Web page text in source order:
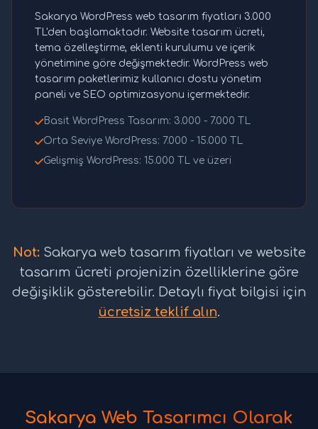
Sakarya WordPress web tasarım fiyatları 3.000
TL'den başlamaktadır. Website tasarım ücreti,
tema özelleştirme, eklenti kurulumu ve içerik
yönetimine göre değişmektedir. WordPress web
tasarım paketlerimiz kullanıcı dostu yönetim
paneli ve SEO optimizasyonu içermektedir.
Basit WordPress Tasarım: 3.000 - 7.000 TL
Orta Seviye WordPress: 7.000 - 15.000 TL
Gelişmiş WordPress: 15.000 TL ve üzeri
Not:Sakarya web tasarım fiyatları ve website
tasarım ücreti projenizin özelliklerine göre
değişiklik gösterebilir. Detaylı fiyat bilgisi için
ücretsiz teklif alın.
Sakarya Web Tasarımcı Olarak